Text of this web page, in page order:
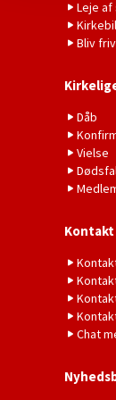
Leje
Kirkebil
Bliv
Dåb
Vielse
Kontakt
Chat